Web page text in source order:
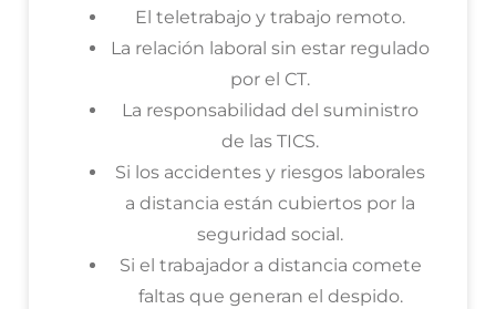
El teletrabajo y trabajo remoto.
La relación laboral sin estar regulado
por el CT.
La responsabilidad del suministro
de las TICS.
Si los accidentes y riesgos laborales
a distancia están cubiertos por la
seguridad social.
Si el trabajador a distancia comete
faltas que generan el despido.